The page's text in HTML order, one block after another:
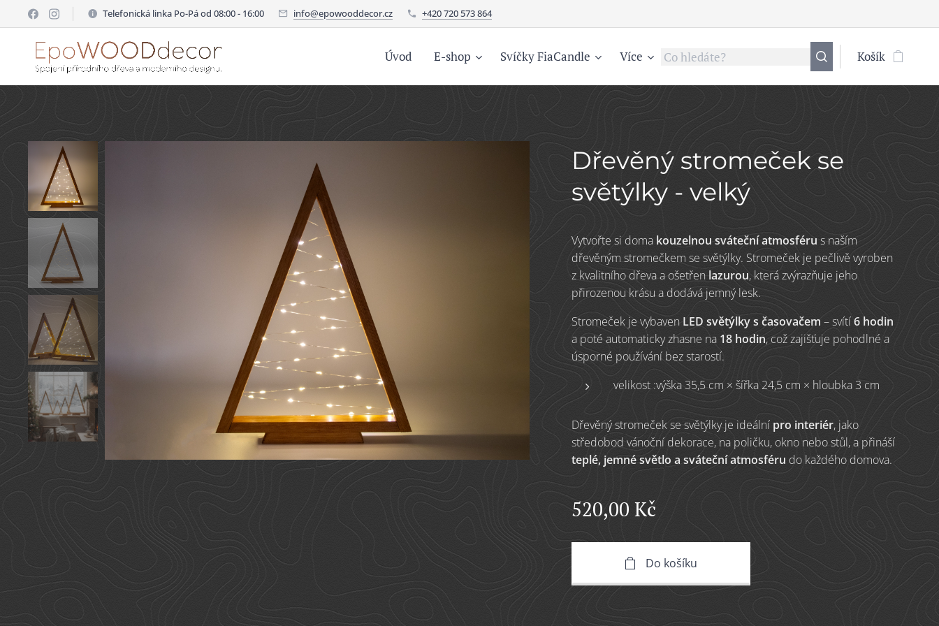
Telefonická linka Po-Pá od 08:00 - 16:00 info@epowooddecor.cz +420 720 573 864
Úvod E-shop Svíčky FiaCandle Více Košík
Dřevěný stromeček se
světýlky - velký
Vytvořte si doma kouzelnou sváteční atmosféru s naším
dřevěným stromečkem se světýlky. Stromeček je pečlivě vyroben
z kvalitního dřeva a ošetřen lazurou, která zvýrazňuje jeho
přirozenou krásu a dodává jemný lesk.
Stromeček je vybavenLED světýlky s časovačem – svítí6 hodin
a poté automaticky zhasne na 18 hodin, což zajišťuje pohodlné a
úsporné používání bez starostí.
velikost :výška 35,5 cm × šířka 24,5 cm × hloubka 3 cm
Dřevěný stromeček se světýlky je ideální pro interiér, jako
středobod vánoční dekorace, na poličku, okno nebo stůl, a přináší
teplé, jemné světlo a sváteční atmosféru do každého domova.
520,00 Kč
Do košíku